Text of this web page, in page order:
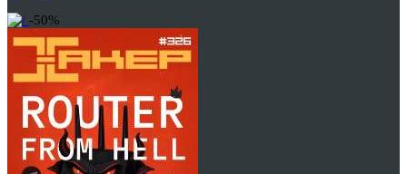
-50%